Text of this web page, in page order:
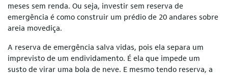
meses sem renda. Ou seja, investir sem reserva de
emergência é como construir um prédio de 20 andares sobre
areia movediça.
A reserva de emergência salva vidas, pois ela separa um
imprevisto de um endividamento. É ela que impede um
susto de virar uma bola de neve. E mesmo tendo reserva, a